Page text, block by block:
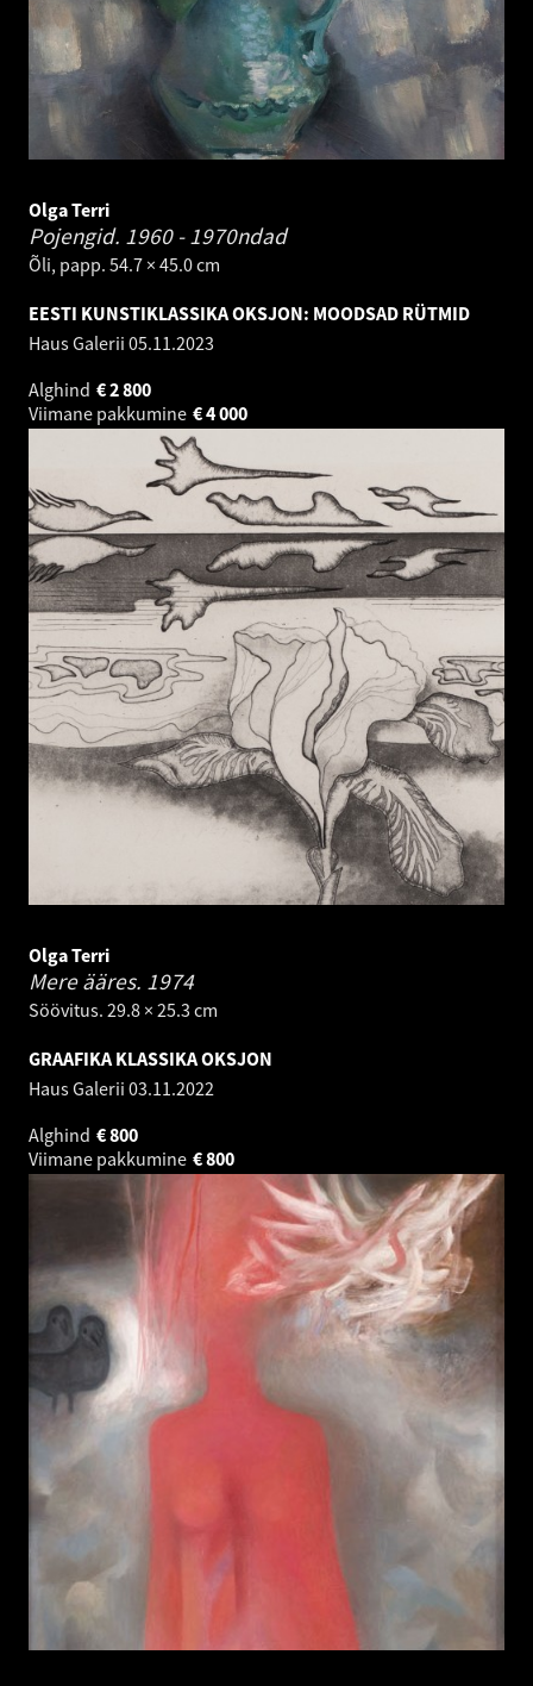
Olga Terri
Pojengid. 1960 - 1970ndad
Õli, papp. 54.7 × 45.0 cm
EESTI KUNSTIKLASSIKA OKSJON: MOODSAD RÜTMID
Haus Galerii 05.11.2023
Alghind
2 800
€
Viimane pakkumine
4 000
€
Olga Terri
Mere ääres. 1974
Söövitus. 29.8 × 25.3 cm
GRAAFIKA KLASSIKA OKSJON
Haus Galerii 03.11.2022
Alghind
800
€
Viimane pakkumine
800
€